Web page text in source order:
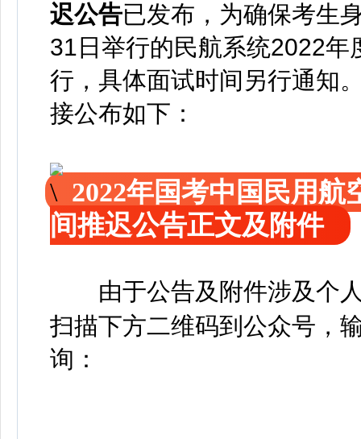
迟公告已发布 ， 为确保考生
31日举行的民航系统2022
行，具体面试时间另行通知
接公布如下：
2022年国考中国民用
间推迟公告正文及附件
由于公告及附件涉及个人
扫描下方二维码到公众号，
询：